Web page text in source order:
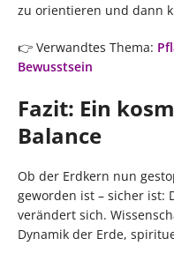
zu orientieren und dann
👉 Verwandtes Thema:
Bewusstsein
Fazit: Ein
Balance
Ob der Erdkern nun
geworden ist – sicher ist:
verändert sich.
Dynamik der Erde,